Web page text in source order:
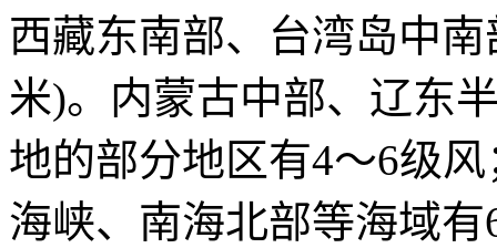
西藏东南部、台湾岛中
米)。内蒙古中部、辽东
地的部分地区有4～6级
海峡、南海北部等海域有